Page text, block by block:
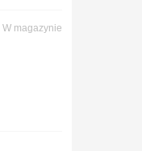
W magazynie